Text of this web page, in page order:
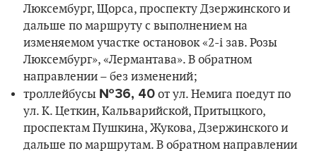
Люксембург, Щорса, проспекту Дзержинского и
дальше по маршруту с выполнением на
изменяемом участке остановок «2-і зав. Розы
Люксембург», «Лермантава». В обратном
направлении – без изменений;
троллейбусы №36, 40 от ул. Немига поедут по
ул. К. Цеткин, Кальварийской, Притыцкого,
проспектам Пушкина, Жукова, Дзержинского и
дальше по маршрутам. В обратном направлении